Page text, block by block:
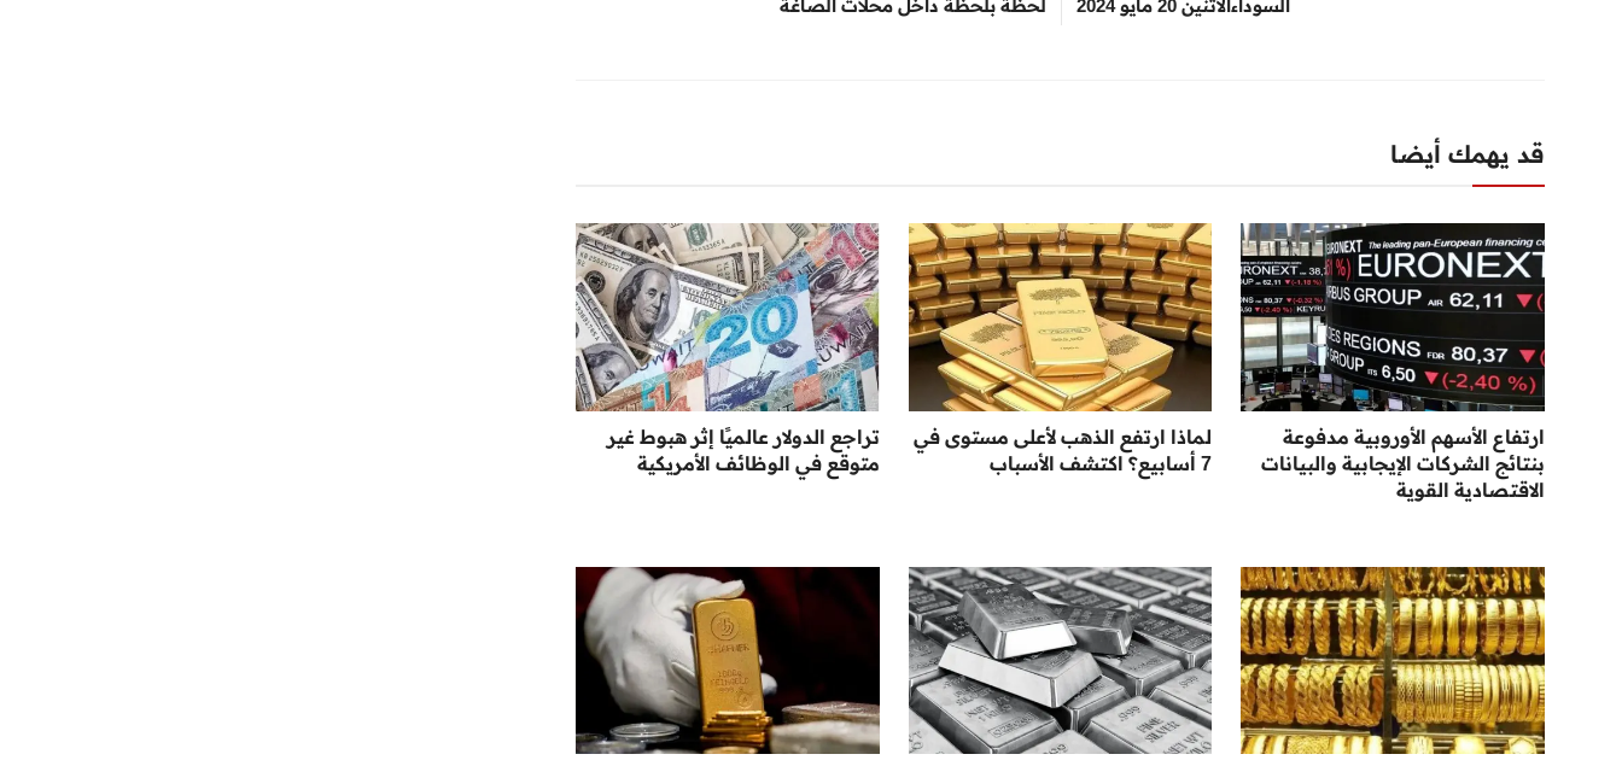
السوداءالاثنين 20 مايو 2024
لحظة بلحظة داخل محلات الصاغة
قد يهمك أيضا
ارتفاع الأسهم الأوروبية مدفوعة
بنتائج الشركات الإيجابية والبيانات
الاقتصادية القوية
لماذا ارتفع الذهب لأعلى مستوى في
7 أسابيع؟ اكتشف الأسباب
تراجع الدولار عالميًا إثر هبوط غير
متوقع في الوظائف الأمريكية